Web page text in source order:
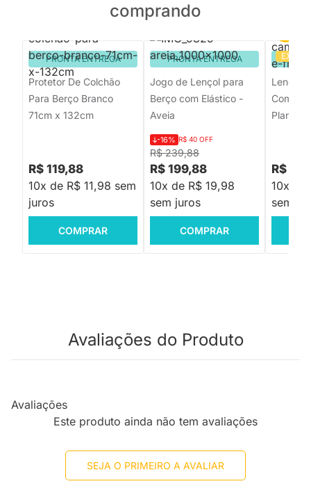
comprando
PRONTA ENTREGA
Protetor De Colchão
Para Berço Branco
71cm x 132cm
R$ 119,88
10x de R$ 11,98 sem
juros
COMPRAR
PRONTA ENTREGA
Jogo de Lençol para
Berço com Elástico -
Aveia
R$ 239,88
-16% R$ 40 OFF
R$ 199,88
10x de R$ 19,98
sem juros
COMPRAR
Lençol
Com
Planetas
R$
10x de
sem
Avaliações do Produto
Avaliações
Este produto ainda não tem avaliações
SEJA O PRIMEIRO A AVALIAR